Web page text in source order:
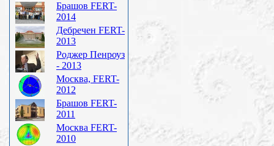
Брашов FERT-
2014
Дебречен FERT-
2013
Роджер Пенроуз
- 2013
Москва, FERT-
2012
Брашов FERT-
2011
Москва FERT-
2010